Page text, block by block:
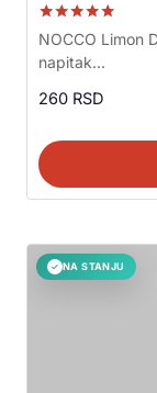
Ocenjeno sa
5.00
od 5
NOCCO Limon
napitak...
260 RSD
✓ NA STANJU